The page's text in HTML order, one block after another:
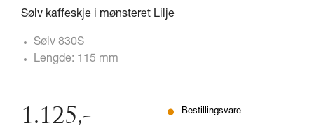
Sølv kaffeskje i mønsteret Lilje
Sølv 830S
Lengde: 115 mm
1.125,- Bestillingsvare